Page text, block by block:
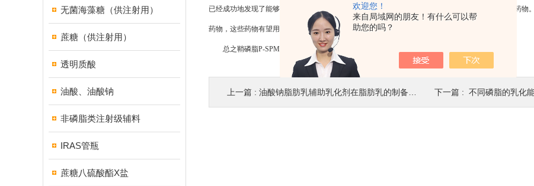
欢迎您！
来自局域网的朋友！有什么可以帮
助您的吗？
无菌海藻糖（供注射用）
蔗糖（供注射用）
透明质酸
油酸、油酸钠
非磷脂类注射级辅料
IRAS管瓶
蔗糖八硫酸酯X盐
已经成功地发现了能够抑制鞘磷脂P-SPM合成或降解的化合物，这些化合物有望成为抗肿瘤或抗炎药
药物，这些药物有望用于治疗神经退行性疾病和心血管疾病。
总之鞘磷脂P-SPM作为一种具有重要生物活性的分子，在药物研发中具有重要的应用价值。
上一篇 : 油酸钠脂肪乳辅助乳化剂在脂肪乳的制备中的作用浅析 下一篇 : 不同磷脂的乳化能力与这些因素